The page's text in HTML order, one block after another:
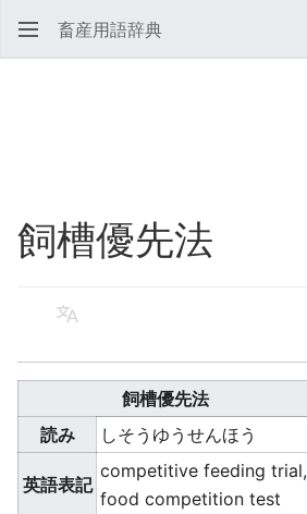
畜産用語辞典
飼槽優先法
言語
飼槽優先法
読み
しそうゆうせんほう
英語表記
competitive feeding trial,
food competition test